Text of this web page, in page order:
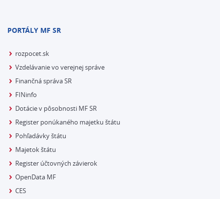
PORTÁLY MF SR
rozpocet.sk
Vzdelávanie vo verejnej správe
Finančná správa SR
FINinfo
Dotácie v pôsobnosti MF SR
Register ponúkaného majetku štátu
Pohľadávky štátu
Majetok štátu
Register účtovných závierok
OpenData MF
CES